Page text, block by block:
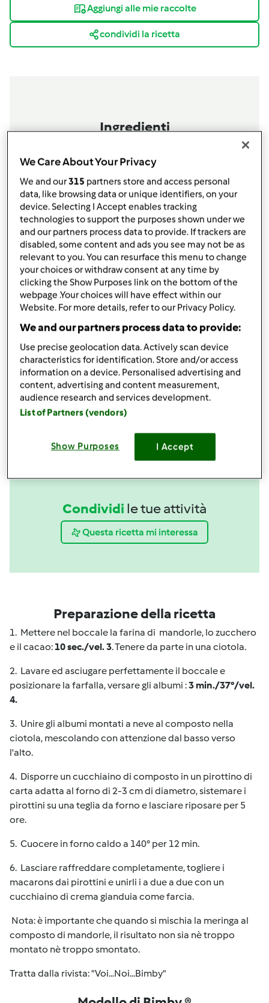
Aggiungi alle mie raccolte
condividi la ricetta
Ingredienti
130grammidi farina di mandorle
50grammidi,cacao
4albumi
Per il ripieno:
crema gianduia, q.b.
come da ricetta del libro base
Aggiungi alla lista della spesa
Accessori che ti serviranno
acquista
Boccale Completo TM6
acquista
Condividi le tue attività
Questa ricetta mi interessa
Preparazione della ricetta
1. Mettere nel boccale la farina di mandorle, lo zucchero
e il cacao: 10 sec./vel. 3. Tenere da parte in una ciotola.
2. Lavare ed asciugare perfettamente il boccale e
posizionare la farfalla, versare gli albumi :3 min./37°/vel.
4.
3. Unire gli albumi montati a neve al composto nella
ciotola, mescolando con attenzione dal basso verso
l'alto.
4. Disporre un cucchiaino di composto in un pirottino di
carta adatta al forno di 2-3 cm di diametro, sistemare i
pirottini su una teglia da forno e lasciare riposare per 5
ore.
5. Cuocere in forno caldo a 140° per 12 min.
6. Lasciare raffreddare completamente, togliere i
macarons dai pirottini e unirli i a due a due con un
cucchiaino di crema gianduia come farcia.
Nota: è importante che quando si mischia la meringa al
composto di mandorle, il risultato non sia nè troppo
montato nè troppo smontato.
Tratta dalla rivista: "Voi...Noi...Bimby"
We Care About Your Privacy
We and our315 partners store and access personal
data, like browsing data or unique identifiers, on your
device. Selecting I Accept enables tracking
technologies to support the purposes shown under we
and our partners process data to provide. If trackers are
disabled, some content and ads you see may not be as
relevant to you. You can resurface this menu to change
your choices or withdraw consent at any time by
clicking the Show Purposes link on the bottom of the
webpage .Your choices will have effect within our
Website. For more details, refer to our Privacy Policy.
We and our partners process data to provide:
Use precise geolocation data. Actively scan device
characteristics for identification. Store and/or access
information on a device. Personalised advertising and
content, advertising and content measurement,
audience research and services development.
List of Partners (vendors)
Show Purposes I Accept